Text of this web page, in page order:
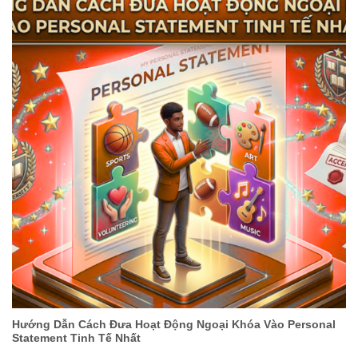
Hướng Dẫn Cách Đưa Hoạt Động Ngoại Khóa Vào Personal
Statement Tinh Tế Nhất